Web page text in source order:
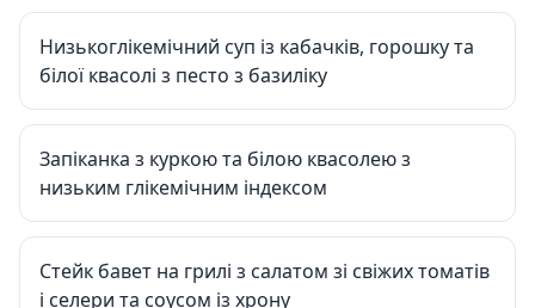
Низькоглікемічний суп із кабачків, горошку та
білої квасолі з песто з базиліку
Запіканка з куркою та білою квасолею з
низьким глікемічним індексом
Стейк бавет на грилі з салатом зі свіжих томатів
і селери та соусом із хрону